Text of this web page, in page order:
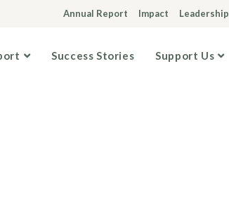
Annual Report Impact Leadership
Success Stories Support Us